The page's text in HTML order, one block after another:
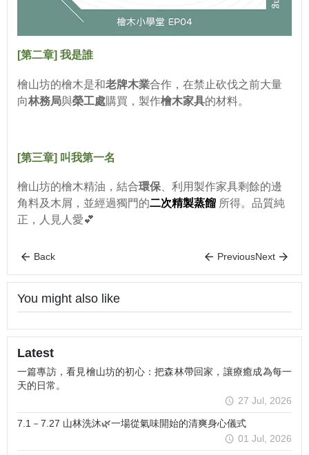
[第二章] 我是誰
檜山坊的檜木是和老牌木業合作，在禁止砍伐之前大量
向林務局與榮工處購買，製作檜木家具的材料。
[第三章] 叫我第一名
檜山坊的檜木精油，結合環保、 利用製作家具剩餘的邊
角料及木屑，並經過獨門的二次精製蒸餾 所得。品質純
正，人見人愛💕
Back PreviousNext
You might also like
Latest
一篇專訪，看見檜山坊的初心：把森林帶回家，讓療癒成為每一
天的日常。
27 Jul, 2026
7.1－7.27 山林洗沐🌿一場從氣味開始的清爽身心儀式
01 Jul, 2026